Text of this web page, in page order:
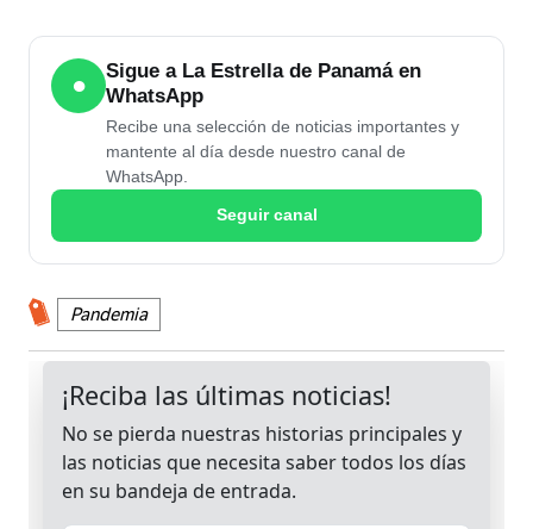
●
Sigue a La Estrella de Panamá en
WhatsApp
Recibe una selección de noticias importantes y
mantente al día desde nuestro canal de
WhatsApp.
Seguir canal
Pandemia